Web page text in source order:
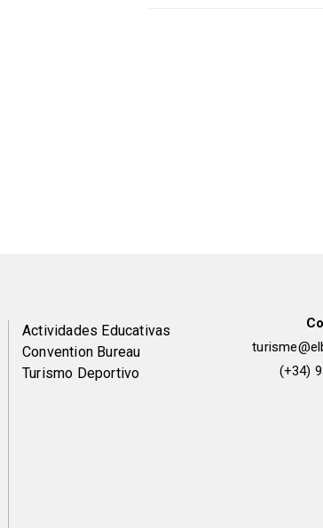
Peu
de
Actividades Educativas
Convention Bureau
Turismo Deportivo
(+34)